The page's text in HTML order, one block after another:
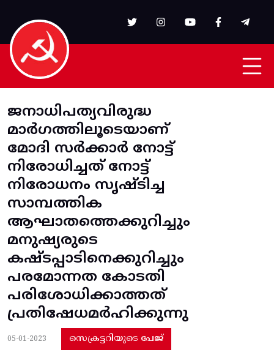
ജനാധിപത്യവിരുദ്ധ
മാർഗത്തിലൂടെയാണ്
മോദി സർക്കാർ നോട്ട്
നിരോധിച്ചത് നോട്ട്
നിരോധനം സൃഷ്ടിച്ച
സാമ്പത്തിക
ആഘാതത്തെക്കുറിച്ചും
മനുഷ്യരുടെ
കഷ്ടപ്പാടിനെക്കുറിച്ചും
പരമോന്നത കോടതി
പരിശോധിക്കാത്തത്
പ്രതിഷേധമർഹിക്കുന്നു
05-01-2023 സെക്രട്ടറിയുടെ പേജ്